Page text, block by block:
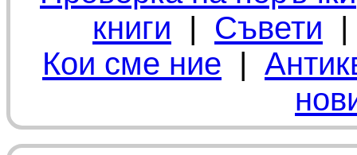
книги | Съвети
Кои сме ние |